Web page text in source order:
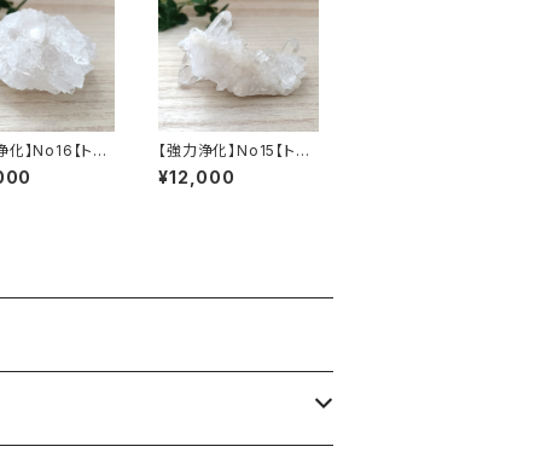
化】No16【トマ
ガ産・高品質水
ター】天然ブラ
【強力浄化】No15【トマ
スゴンサガ産・高品質水
晶クラスター】天然ブラ
¥12,000